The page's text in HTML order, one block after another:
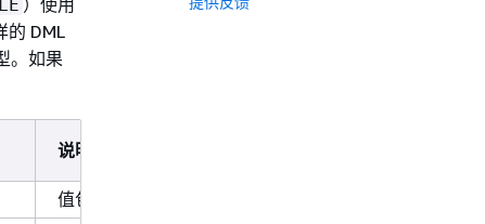
）使用
的 DML
。如果
说明
值包括